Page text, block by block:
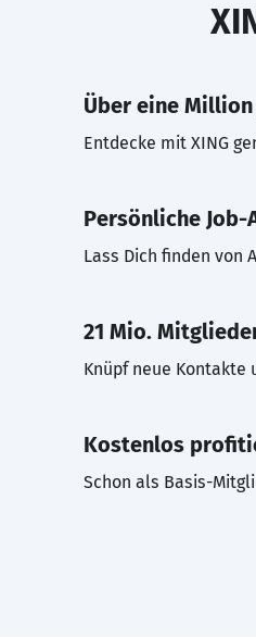
Über eine Million
Entdecke mit XING
Persönliche Job-
Lass Dich finden von
21 Mio.
Knüpf neue Kontakte
Kostenlos
Schon als Basis-